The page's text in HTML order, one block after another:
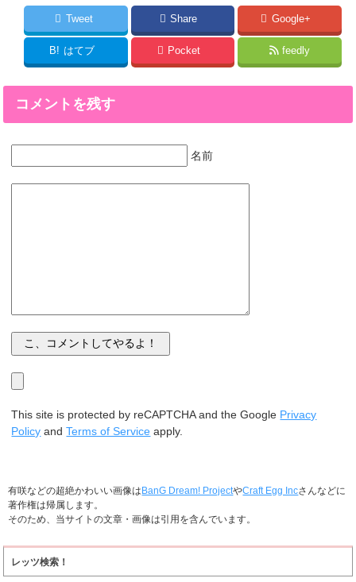
Tweet Share Google+
B! はてブ Pocket feedly
コメントを残す
名前
This site is protected by reCAPTCHA and the Google Privacy
Policy andTerms of Service apply.
有咲などの超絶かわいい画像は BanG Dream! ProjectやCraft Egg Incさんなどに
著作権は帰属します。
そのため、当サイトの文章・画像は引用を含んでいます。
レッツ検索！